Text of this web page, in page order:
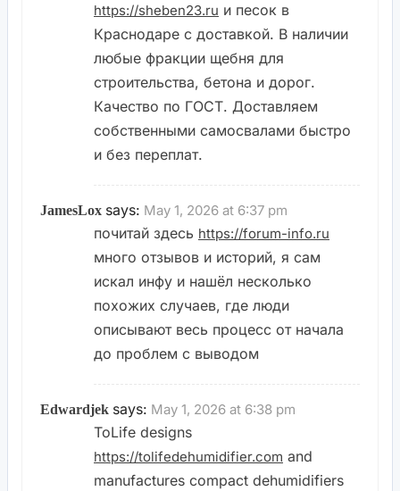
https://sheben23.ru и песок в
Краснодаре с доставкой. В наличии
любые фракции щебня для
строительства, бетона и дорог.
Качество по ГОСТ. Доставляем
собственными самосвалами быстро
и без переплат.
JamesLox says: May 1, 2026 at 6:37 pm
почитай здесь https://forum-info.ru
много отзывов и историй, я сам
искал инфу и нашёл несколько
похожих случаев, где люди
описывают весь процесс от начала
до проблем с выводом
Edwardjek says: May 1, 2026 at 6:38 pm
ToLife designs
https://tolifedehumidifier.com and
manufactures compact dehumidifiers